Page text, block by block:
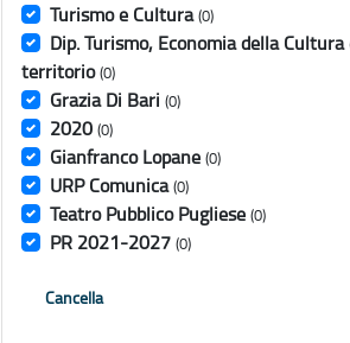
Turismo e Cultura (0)
Dip. Turismo, Economia della
territorio (0)
Grazia Di Bari (0)
2020 (0)
Gianfranco Lopane (0)
URP Comunica (0)
Teatro Pubblico Pugliese (0)
PR 2021-2027 (0)
Cancella